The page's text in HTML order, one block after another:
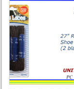
-
SHOES
LACES
BROWN
27"
quantity